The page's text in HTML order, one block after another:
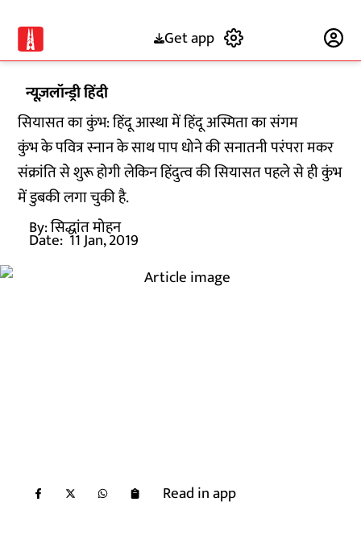
Get app
न्यूज़लॉन्ड्री हिंदी
सियासत का कुंभ: हिंदू आस्था में हिंदू अस्मिता का संगम
कुंभ के पवित्र स्नान के साथ पाप धोने की सनातनी परंपरा मकर
संक्रांति से शुरू होगी लेकिन हिंदुत्व की सियासत पहले से ही कुंभ
में डुबकी लगा चुकी है.
By:सिद्धांत मोहन
Date: 11 Jan, 2019
Read in app